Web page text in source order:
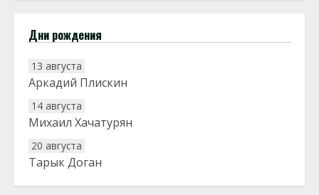
Дни рождения
13 августа
Аркадий Плискин
14 августа
Михаил Хачатурян
20 августа
Тарык Доган
22 августа